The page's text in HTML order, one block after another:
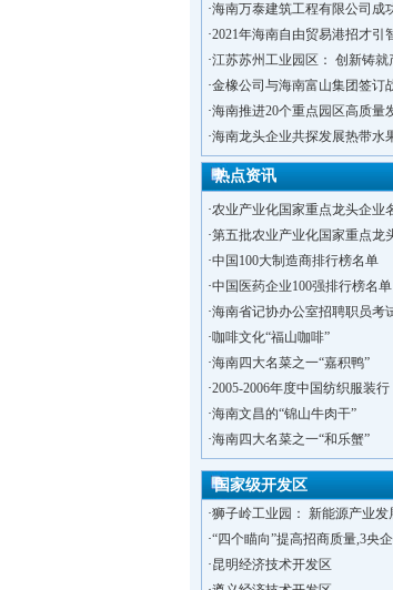
·海南万泰建筑工程有限公司成
·2021年海南自由贸易港招才引
·江苏苏州工业园区： 创新铸就
·金橡公司与海南富山集团签订
·海南推进20个重点园区高质量
·海南龙头企业共探发展热带水
热点资讯
·农业产业化国家重点龙头企业
·第五批农业产业化国家重点龙
·中国100大制造商排行榜名单
·中国医药企业100强排行榜名单
·海南省记协办公室招聘职员考
·咖啡文化“福山咖啡”
·海南四大名菜之一“嘉积鸭”
·2005-2006年度中国纺织服装行
·海南文昌的“锦山牛肉干”
·海南四大名菜之一“和乐蟹”
国家级开发区
·新加坡海口国家高新区国际创
·狮子岭工业园： 新能源产业发
“四个瞄向”提高招商质量,3央企
昆明经济技术开发区
遵义经济技术开发区